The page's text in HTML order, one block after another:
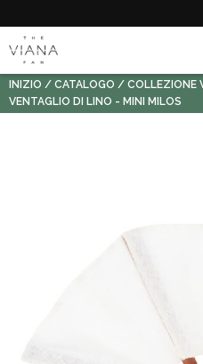
INIZIO CATALOGO COLLEZIONE
VENTAGLIO DI LINO - MINI MILOS